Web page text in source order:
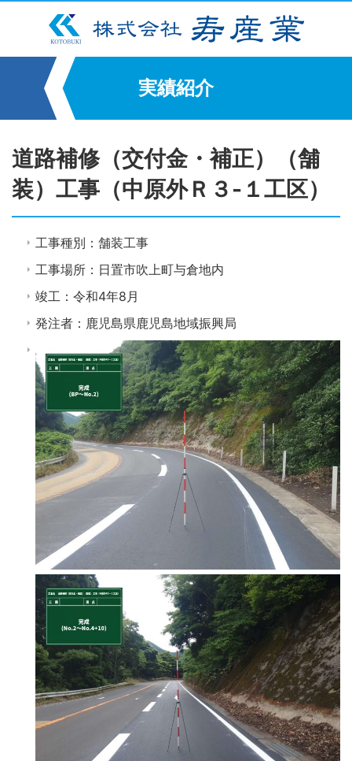
実績紹介
道路補修（交付金・補正）（舗
装）工事（中原外Ｒ３-１工区）
工事種別：舗装工事
工事場所：日置市吹上町与倉地内
竣工：令和4年8月
発注者：鹿児島県鹿児島地域振興局